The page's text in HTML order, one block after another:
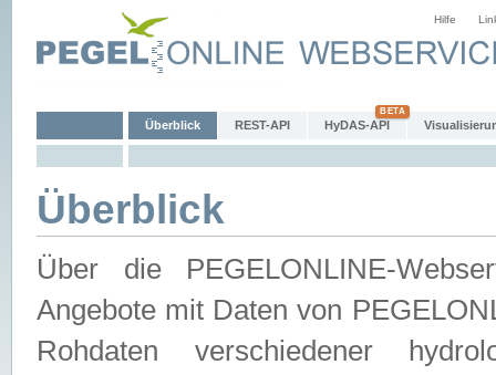
Hilfe
Überblick REST-API HyDAS-API
Überblick
Über die PEGELONLINE-
Angebote mit Daten von
Rohdaten verschiedener